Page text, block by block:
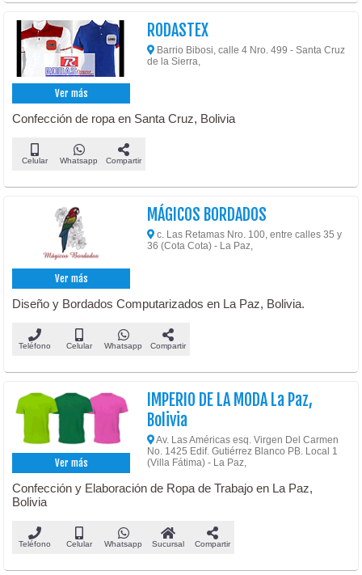
Ver más
RODASTEX
Barrio Bibosi, calle 4 Nro. 499 - Santa Cruz
de la Sierra,
Confección de ropa en Santa Cruz, Bolivia
Celular Whatsapp Compartir
Ver más
MÁGICOS BORDADOS
c. Las Retamas Nro. 100, entre calles 35 y
36 (Cota Cota) - La Paz,
Diseño y Bordados Computarizados en La Paz, Bolivia.
Teléfono Celular Whatsapp Compartir
Ver más
IMPERIO DE LA MODA La Paz,
Bolivia
Av. Las Américas esq. Virgen Del Carmen
No. 1425 Edif. Gutiérrez Blanco PB. Local 1
(Villa Fátima) - La Paz,
Confección y Elaboración de Ropa de Trabajo en La Paz,
Bolivia
Teléfono Celular Whatsapp Sucursal Compartir